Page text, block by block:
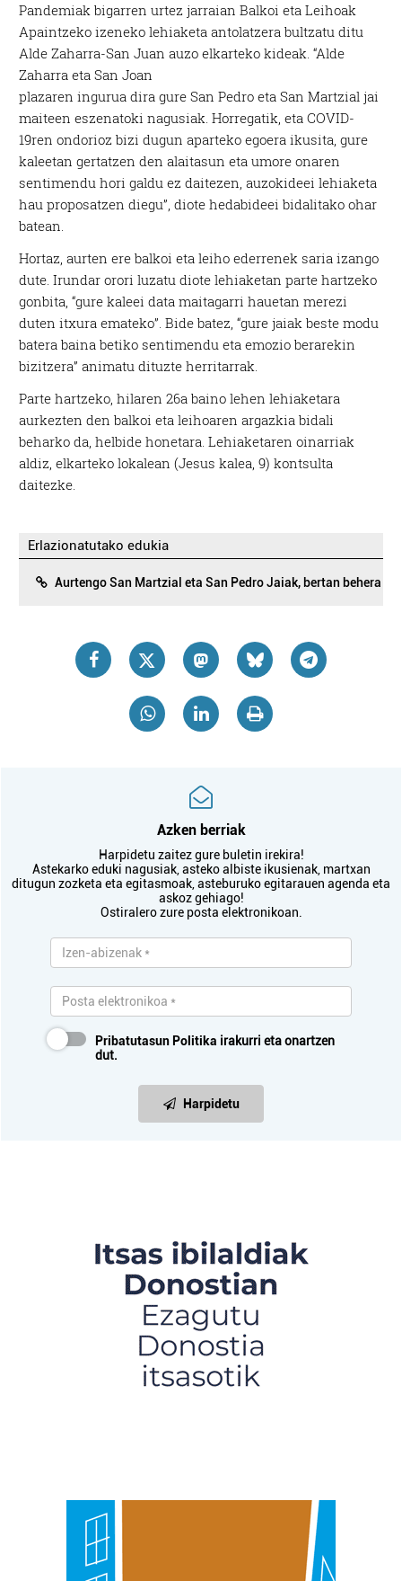
Pandemiak bigarren urtez jarraian Balkoi eta Leihoak
Apaintzeko izeneko lehiaketa antolatzera bultzatu ditu
Alde Zaharra-San Juan auzo elkarteko kideak. “Alde
Zaharra eta San Joan
plazaren ingurua dira gure San Pedro eta San Martzial jai
maiteen eszenatoki nagusiak. Horregatik, eta COVID-
19ren ondorioz bizi dugun aparteko egoera ikusita, gure
kaleetan gertatzen den alaitasun eta umore onaren
sentimendu hori galdu ez daitezen, auzokideei lehiaketa
hau proposatzen diegu”, diote hedabideei bidalitako ohar
batean.
Hortaz, aurten ere balkoi eta leiho ederrenek saria izango
dute. Irundar orori luzatu diote lehiaketan parte hartzeko
gonbita, “gure kaleei data maitagarri hauetan merezi
duten itxura emateko”. Bide batez, “gure jaiak beste modu
batera baina betiko sentimendu eta emozio berarekin
bizitzera” animatu dituzte herritarrak.
Parte hartzeko, hilaren 26a baino lehen lehiaketara
aurkezten den balkoi eta leihoaren argazkia bidali
beharko da, helbide honetara. Lehiaketaren oinarriak
aldiz, elkarteko lokalean (Jesus kalea, 9) kontsulta
daitezke.
Erlazionatutako edukia
Aurtengo San Martzial eta San Pedro Jaiak, bertan behera
Azken berriak
Harpidetu zaitez gure buletin irekira!
Astekarko eduki nagusiak, asteko albiste ikusienak, martxan
ditugun zozketa eta egitasmoak, asteburuko egitarauen agenda eta
askoz gehiago!
Ostiralero zure posta elektronikoan.
Pribatutasun Politika irakurri eta onartzen
dut.
Harpidetu